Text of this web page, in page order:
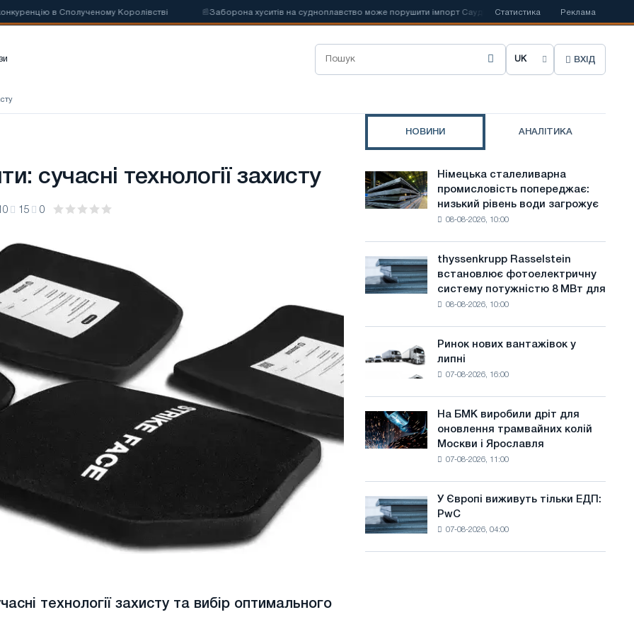
в Сполученому Королівстві Заборона хуситів на судноплавство може порушити імпорт Саудівської сталі Іспанська Acerinox
Статистика Реклама
О
р
и
м
в
у
с
а
й
т
у
ВХІД
сучасні технології захисту
15 0
технології захисту та вибір оптимального
НОВИНИ АНАЛІТИКА
Німецька
сталеливарна
промисловість
води
загрожує
Німецька сталеливарна
промисловість попереджає:
низький рівень води загрожує
08-08-2026, 10:00
thyssenkrupp
Rasselstein
встановлює
фотоелектричну
досягнення
цілей
декарбонізації
thyssenkrupp Rasselstein
встановлює фотоелектричну
систему потужністю 8 МВт для
08-08-2026, 10:00
Ринок
нових
вантажівок
Ринок нових вантажівок у
липні
07-08-2026, 16:00
На
БМК
виробили
трамвайних
колій
і
На БМК виробили дріт для
оновлення трамвайних колій
Москви і Ярославля
07-08-2026, 11:00
Європі
виживуть
У Європі виживуть тільки ЕДП:
PwC
07-08-2026, 04:00